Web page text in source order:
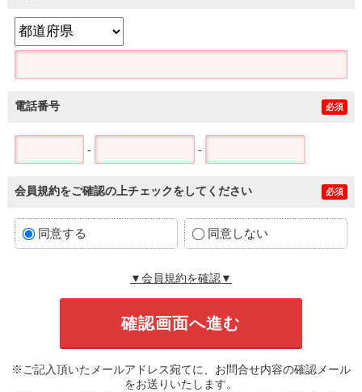
電話番号 必須
- -
会員規約をご確認の上チェックをしてください 必須
同意する 同意しない
▼会員規約を確認▼
※ご記入頂いたメールアドレス宛てに、お問合せ内容の確認メール
をお送りいたします。